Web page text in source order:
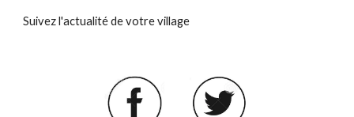
Suivez l'actualité de votre village